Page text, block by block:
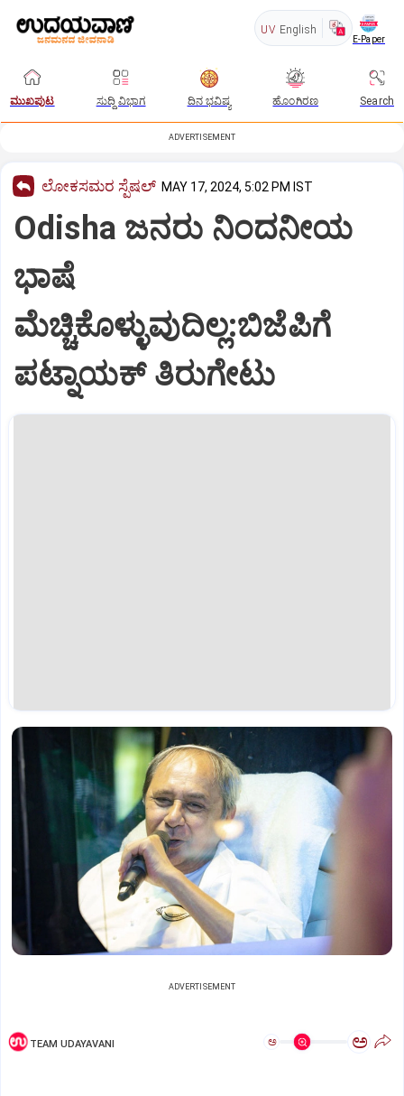
UV English
E-Paper
ಮುಖಪುಟ ಸುದ್ದಿ ವಿಭಾಗ ದಿನ ಭವಿಷ್ಯ ಹೊಂಗಿರಣ Search
ADVERTISEMENT
ಲೋಕಸಮರ ಸ್ಪೆಷಲ್‌ MAY 17, 2024, 5:02 PM IST
Odisha ಜನರು ನಿಂದನೀಯ
ಭಾಷೆ
ಮೆಚ್ಚಿಕೊಳ್ಳುವುದಿಲ್ಲ:ಬಿಜೆಪಿಗೆ
ಪಟ್ನಾಯಕ್ ತಿರುಗೇಟು
ADVERTISEMENT
TEAM UDAYAVANI ಅ ಅ